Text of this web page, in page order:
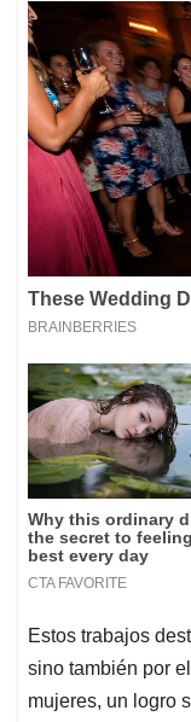
Estos trabajos
sino también por
mujeres, un logro